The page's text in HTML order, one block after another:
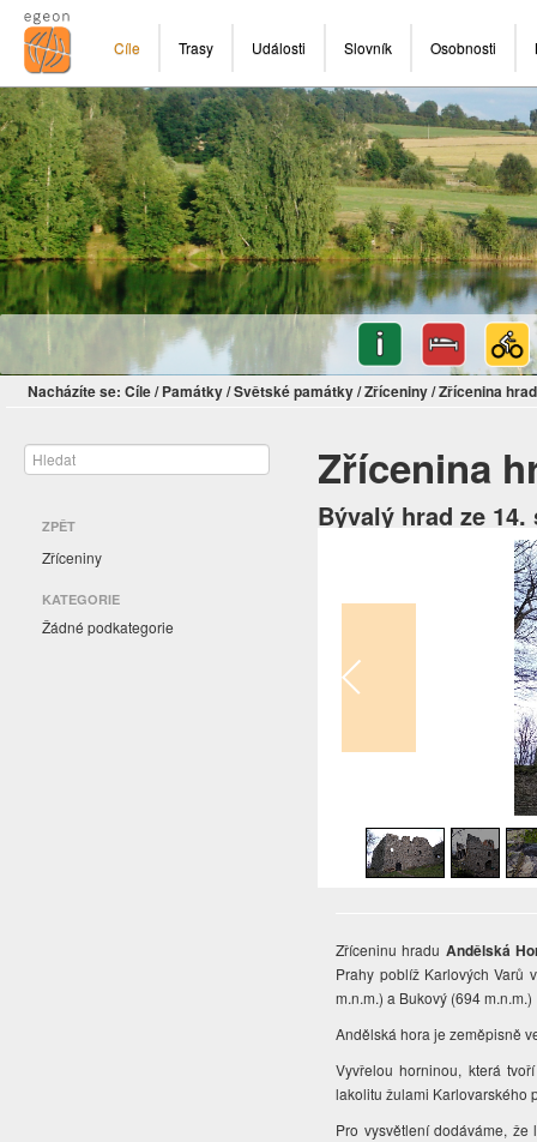
Cíle Trasy Události Slovník Osobnosti
Nacházíte se: Cíle/ Památky/Světské památky/Zříceniny/Zřícenina
ZPĚT
Zříceniny
KATEGORIE
Žádné podkategorie
Zřícenina
Bývalý hrad ze
Zříceninu hradu Andělská
Prahy poblíž Karlových Varů
m.n.m.) a Bukový (694 m.n.m.)
Andělská hora je zeměpisně
Vyvřelou horninou, která
lakolitu žulami Karlovarského
Pro vysvětlení dodáváme,